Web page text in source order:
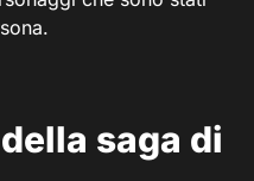
saga di